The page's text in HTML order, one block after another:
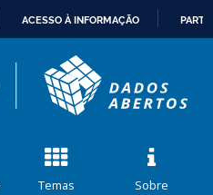
CONTEÚDO
ACESSO À INFORMAÇÃO
Temas Sobre